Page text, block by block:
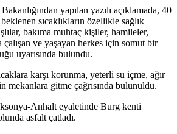
yapılan yazılı açıklamada, 40
sıcaklıkların özellikle sağlık
bakıma muhtaç kişiler, hamileler,
çalışan ve yaşayan herkes için somut bir
uyarısında bulundu.
karşı korunma, yeterli su içme, ağır
mekanlara gitme çağrısında bulunuldu.
Anhalt eyaletinde Burg kenti
asfalt çatladı.